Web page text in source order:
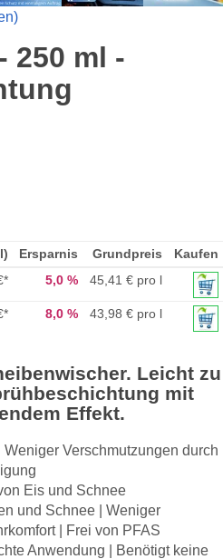
250 ml -
Ersparnis Grundpreis
Kaufen
* 5,0 % 45,41 € pro l
* 8,0 % 43,98 € pro l
Leicht zu
mit
Effekt.
Verschmutzungen durch
Eis und Schnee
und Schnee | Weniger
| Frei von PFAS
Anwendung | Benötigt keine